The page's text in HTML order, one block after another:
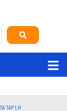
TAP LH